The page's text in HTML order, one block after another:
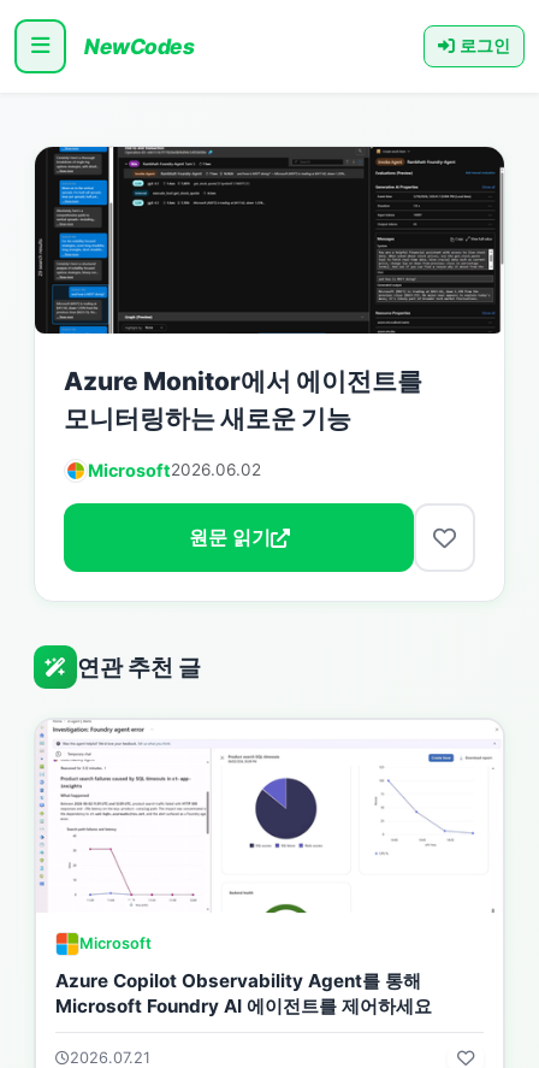
NewCodes 로그인
Azure Monitor에서 에이전트를
모니터링하는 새로운 기능
Microsoft2026.06.02
원문 읽기
연관 추천 글
Microsoft
Azure Copilot Observability Agent를 통해
Microsoft Foundry AI 에이전트를 제어하세요
2026.07.21